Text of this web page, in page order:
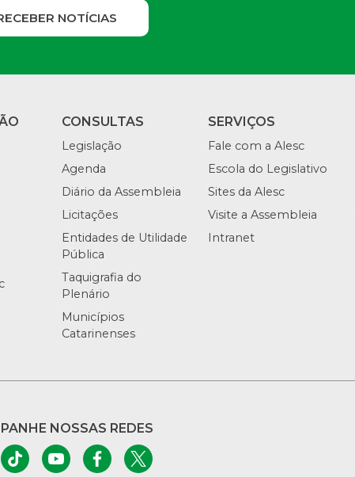
NOTÍCIAS
CONSULTAS
Legislação
Agenda
Diário da Assembleia
Licitações
Entidades de Utilidade
Pública
Taquigrafia do
Plenário
Municípios
Catarinenses
SERVIÇOS
Fale com a Alesc
Escola do Legislativo
Sites da Alesc
Visite a Assembleia
Intranet
NOSSAS REDES